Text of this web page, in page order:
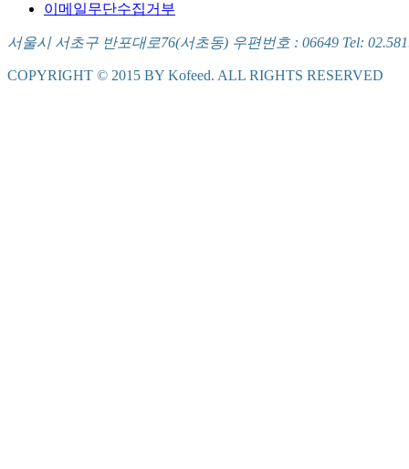
이메일무단수집거부
서울시 서초구 반포대로76(서초동) 우편번호 : 06649 Tel:
COPYRIGHT © 2015 BY Kofeed. ALL RIGHTS RESERVED